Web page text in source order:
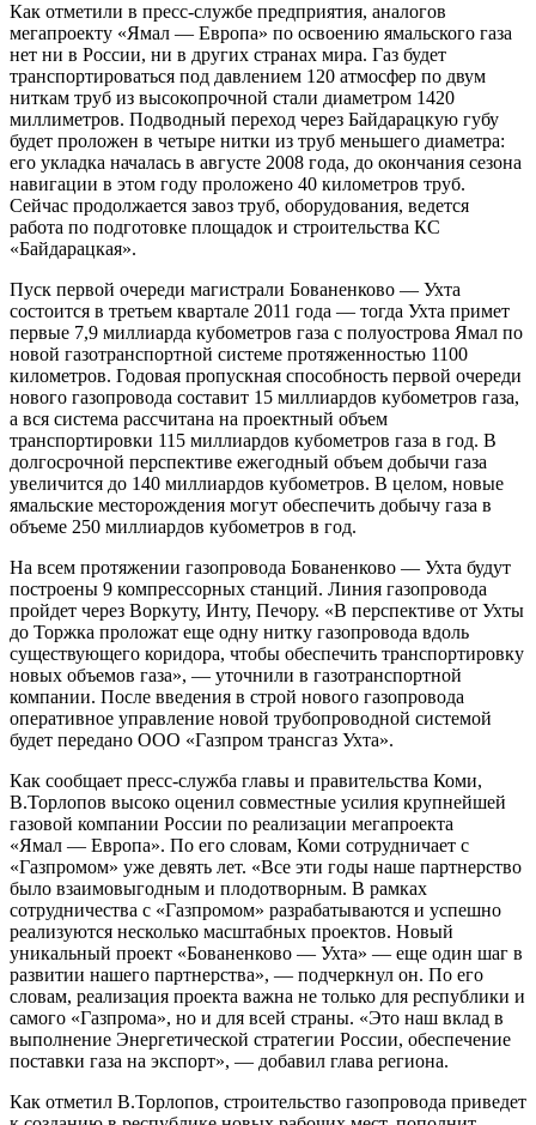
Как отметили в пресс-службе предприятия, аналогов
мегапроекту «Ямал — Европа» по освоению ямальского газа
нет ни в России, ни в других странах мира. Газ будет
транспортироваться под давлением 120 атмосфер по двум
ниткам труб из высокопрочной стали диаметром 1420
миллиметров. Подводный переход через Байдарацкую губу
будет проложен в четыре нитки из труб меньшего диаметра:
его укладка началась в августе 2008 года, до окончания сезона
навигации в этом году проложено 40 километров труб.
Сейчас продолжается завоз труб, оборудования, ведется
работа по подготовке площадок и строительства КС
«Байдарацкая».
Пуск первой очереди магистрали Бованенково — Ухта
состоится в третьем квартале 2011 года — тогда Ухта примет
первые 7,9 миллиарда кубометров газа с полуострова Ямал по
новой газотранспортной системе протяженностью 1100
километров. Годовая пропускная способность первой очереди
нового газопровода составит 15 миллиардов кубометров газа,
а вся система рассчитана на проектный объем
транспортировки 115 миллиардов кубометров газа в год. В
долгосрочной перспективе ежегодный объем добычи газа
увеличится до 140 миллиардов кубометров. В целом, новые
ямальские месторождения могут обеспечить добычу газа в
объеме 250 миллиардов кубометров в год.
На всем протяжении газопровода Бованенково — Ухта будут
построены 9 компрессорных станций. Линия газопровода
пройдет через Воркуту, Инту, Печору. «В перспективе от Ухты
до Торжка проложат еще одну нитку газопровода вдоль
существующего коридора, чтобы обеспечить транспортировку
новых объемов газа», — уточнили в газотранспортной
компании. После введения в строй нового газопровода
оперативное управление новой трубопроводной системой
будет передано ООО «Газпром трансгаз Ухта».
Как сообщает пресс-служба главы и правительства Коми,
В.Торлопов высоко оценил совместные усилия крупнейшей
газовой компании России по реализации мегапроекта
«Ямал — Европа». По его словам, Коми сотрудничает с
«Газпромом» уже девять лет. «Все эти годы наше партнерство
было взаимовыгодным и плодотворным. В рамках
сотрудничества с «Газпромом» разрабатываются и успешно
реализуются несколько масштабных проектов. Новый
уникальный проект «Бованенково — Ухта» — еще один шаг в
развитии нашего партнерства», — подчеркнул он. По его
словам, реализация проекта важна не только для республики и
самого «Газпрома», но и для всей страны. «Это наш вклад в
выполнение Энергетической стратегии России, обеспечение
поставки газа на экспорт», — добавил глава региона.
Как отметил В.Торлопов, строительство газопровода приведет